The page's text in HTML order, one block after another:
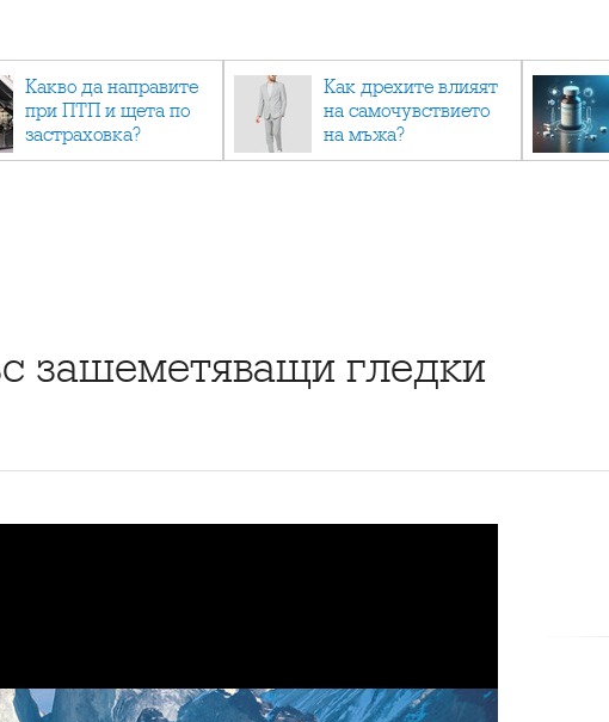
Какво да направите
при ПТП и щета по
застраховка?
Как дрехите влияят
на самочувствието
на мъжа?
зашеметяващи гледки